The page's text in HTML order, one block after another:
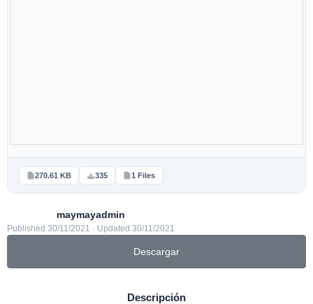
270.61 KB 335 1 Files
maymayadmin
Published 30/11/2021 · Updated 30/11/2021
Descargar
Descripción